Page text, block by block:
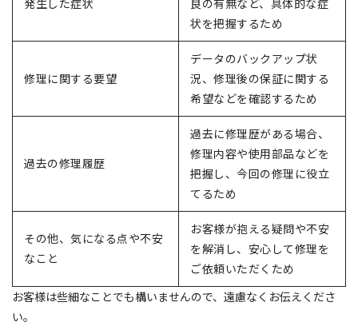
状を把握するため
修理に関する要望
データのバックアップ状
況、修理後の保証に関する
希望などを確認するため
過去の修理履歴
過去に修理歴がある場合、
修理内容や使用部品などを
把握し、今回の修理に役立
てるため
その他、気になる点や不安
なこと
お客様が抱える疑問や不安
を解消し、安心して修理を
ご依頼いただくため
お客様は些細なことでも構いませんので、遠慮なくお伝えくださ
い。